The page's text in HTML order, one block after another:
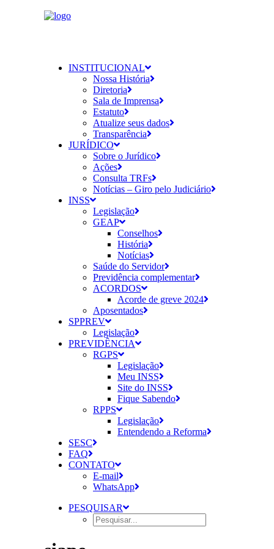
INSTITUCIONAL
Nossa História
Diretoria
Sala de Imprensa
Estatuto
Atualize seus dados
Transparência
JURÍDICO
Sobre o Jurídico
Ações
Consulta TRFs
Notícias – Giro pelo Judiciário
INSS
Legislação
GEAP
Conselhos
História
Notícias
Saúde do Servidor
Previdência complementar
ACORDOS
Acorde de greve 2024
Aposentados
SPPREV
Legislação
PREVIDÊNCIA
RGPS
Legislação
Meu INSS
Site do INSS
Fique Sabendo
RPPS
Legislação
Entendendo a Reforma
SESC
FAQ
CONTATO
E-mail
WhatsApp
PESQUISAR